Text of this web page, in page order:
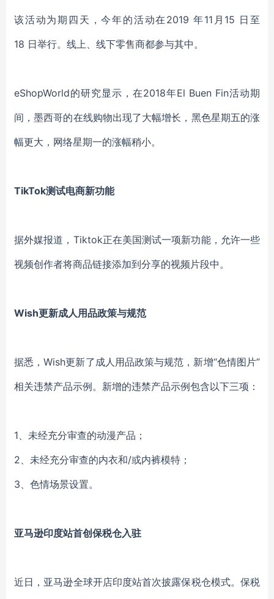
该活动为期四天，今年的活动在2019 年11月15 日至
18 日举行。线上、线下零售商都参与其中。
eShopWorld的研究显示，在2018年El Buen Fin活动期
间，墨西哥的在线购物出现了大幅增长，黑色星期五的涨
幅更大，网络星期一的涨幅稍小。
TikTok测试电商新功能
据外媒报道，Tiktok正在美国测试一项新功能，允许一些
视频创作者将商品链接添加到分享的视频片段中。
Wish更新成人用品政策与规范
据悉，Wish更新了成人用品政策与规范，新增“色情图片”
相关违禁产品示例。新增的违禁产品示例包含以下三项：
1、未经充分审查的动漫产品；
2、未经充分审查的内衣和/或内裤模特；
3、色情场景设置。
亚马逊印度站首创保税仓入驻
近日，亚马逊全球开店印度站首次披露保税仓模式。保税